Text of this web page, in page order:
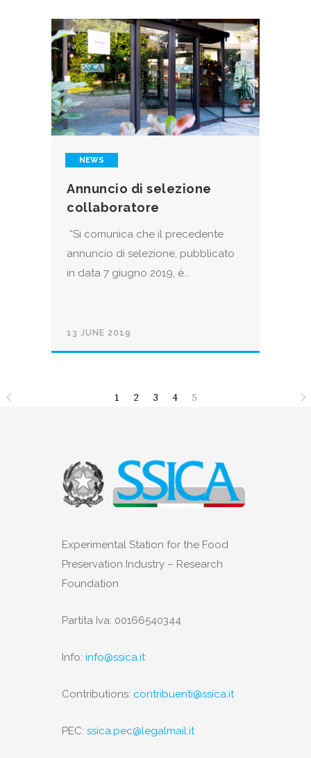
NEWS
Annuncio di selezione
collaboratore
“Si comunica che il precedente
annuncio di selezione, pubblicato
in data 7 giugno 2019, è...
13 JUNE 2019
1 2 3 4 5
Experimental Station for the Food
Preservation Industry – Research
Foundation
Partita Iva: 00166540344
Info: info@ssica.it
Contributions: contribuenti@ssica.it
PEC: ssica.pec@legalmail.it